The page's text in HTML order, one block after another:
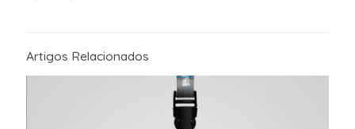
Artigos Relacionados